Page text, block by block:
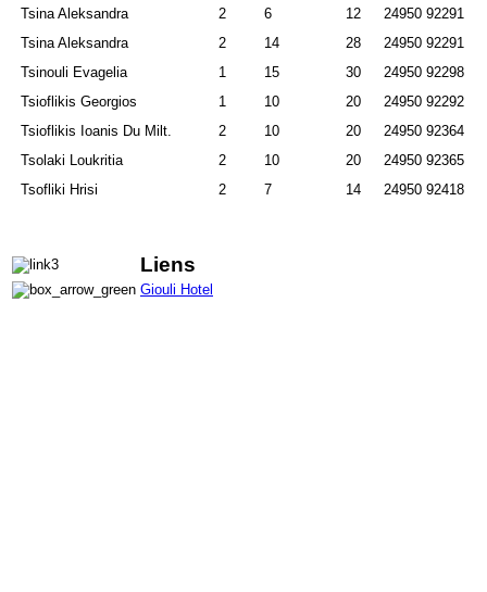
Tsina Aleksandra 2 6 12
24950 92291
Tsina Aleksandra
2 14 28
24950 92291
Tsinouli Evagelia
1 15 30
24950 92298
Tsioflikis Georgios
1 10 20
24950 92292
Tsioflikis Ioanis Du Milt.
2 10 20
24950 92364
Tsolaki Loukritia
2 10 20
24950 92365
Tsofliki Hrisi
2 7 14 24950 92418
Liens
Giouli Hotel